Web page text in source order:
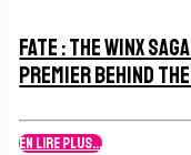
Fate : The Winx
Premier Behind
En lire plus...